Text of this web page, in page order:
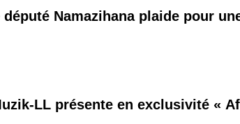
député Namazihana plaide pour
LL présente en exclusivité «